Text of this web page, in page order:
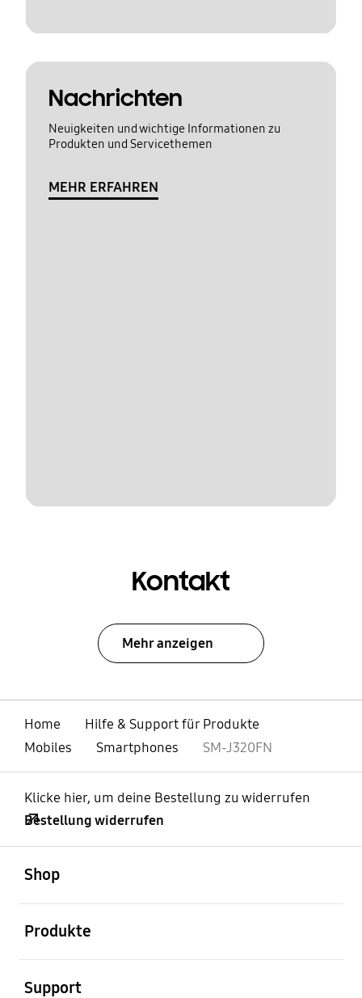
Nachrichten
Neuigkeiten und wichtige Informationen zu
Produkten und Servicethemen
MEHR ERFAHREN
Kontakt
Mehr anzeigen
Home
Hilfe & Support für Produkte
Mobiles
Smartphones SM-J320FN
Klicke hier, um deine Bestellung zu widerrufen
Bestellung widerrufen
Shop
Produkte
Support